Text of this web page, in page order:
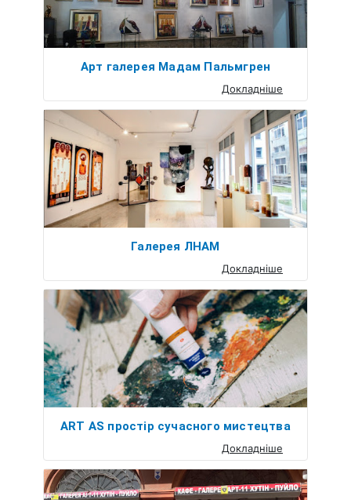
Арт галерея Мадам Пальмгрен
Докладніше
Галерея ЛНАМ
Докладніше
ART AS простір сучасного мистецтва
Докладніше